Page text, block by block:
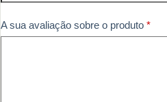
A sua avaliação sobre o produto *